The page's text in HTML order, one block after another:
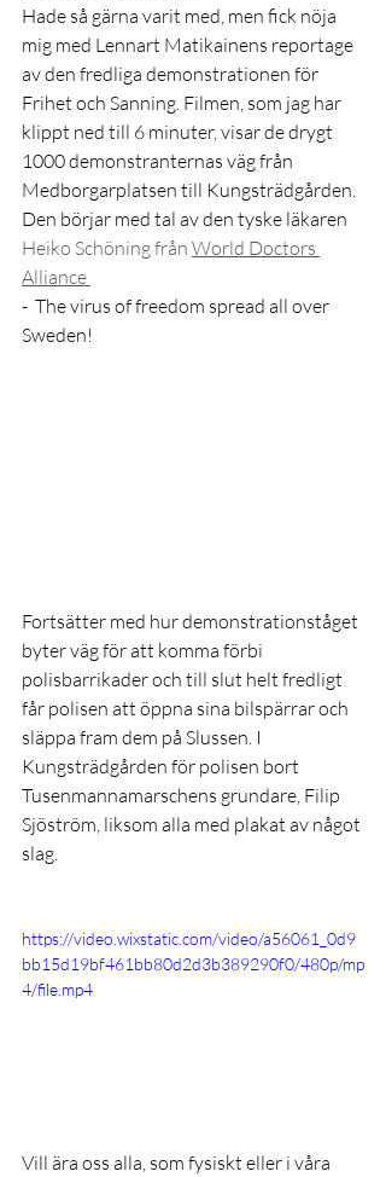
Hade så gärna varit med, men fick nöja
mig med Lennart Matikainens reportage
av den fredliga demonstrationen för
Frihet och Sanning. Filmen, som jag har
klippt ned till 6 minuter, visar de drygt
1000 demonstranternas väg från
Medborgarplatsen till Kungsträdgården.
Den börjar med tal av den tyske läkaren
Heiko Schöning från World Doctors
Alliance
-  The virus of freedom spread all over
Sweden!
Fortsätter med hur demonstrationståget
byter väg för att komma förbi
polisbarrikader och till slut helt fredligt
får polisen att öppna sina bilspärrar och
släppa fram dem på Slussen. I
Kungsträdgården för polisen bort
Tusenmannamarschens grundare, Filip
Sjöström, liksom alla med plakat av något
slag.
https://video.wixstatic.com/video/a56061_0d9
bb15d19bf461bb80d2d3b389290f0/480p/mp
4/file.mp4
Vill ära oss alla, som fysiskt eller i våra